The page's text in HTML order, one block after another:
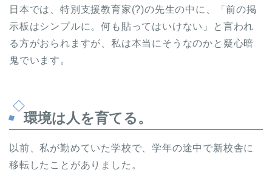
日本では、特別支援教育家(?)の先生の中に、「前の掲
示板はシンプルに。何も貼ってはいけない」と言われ
る方がおられますが、私は本当にそうなのかと疑心暗
鬼でいます。
環境は人を育てる。
以前、私が勤めていた学校で、学年の途中で新校舎に
移転したことがありました。